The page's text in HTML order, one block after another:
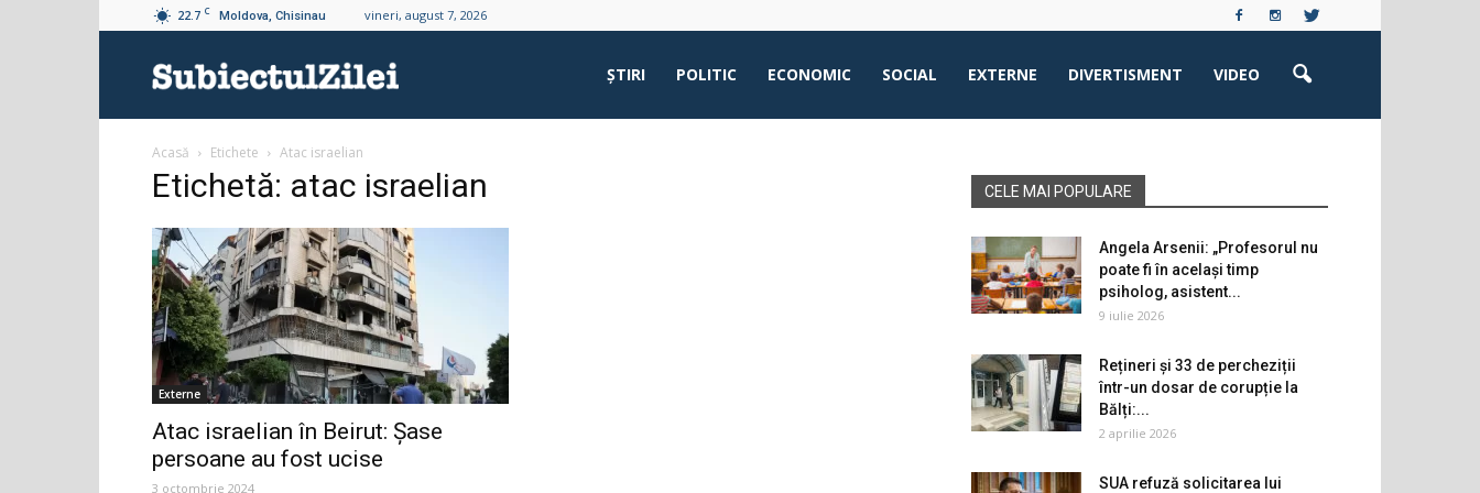
22.7 C Moldova, Chisinau vineri, august 7, 2026
ŞTIRI POLITIC ECONOMIC SOCIAL EXTERNE DIVERTISMENT VIDEO
Acasă Etichete Atac israelian
Etichetă: atac israelian
Externe
Atac israelian în Beirut: Șase
persoane au fost ucise
3 octombrie 2024
CELE MAI POPULARE
Angela Arsenii: „Profesorul nu
poate fi în același timp
psiholog, asistent...
9 iulie 2026
Rețineri și 33 de percheziții
într-un dosar de corupție la
Bălți:...
2 aprilie 2026
SUA refuză solicitarea lui